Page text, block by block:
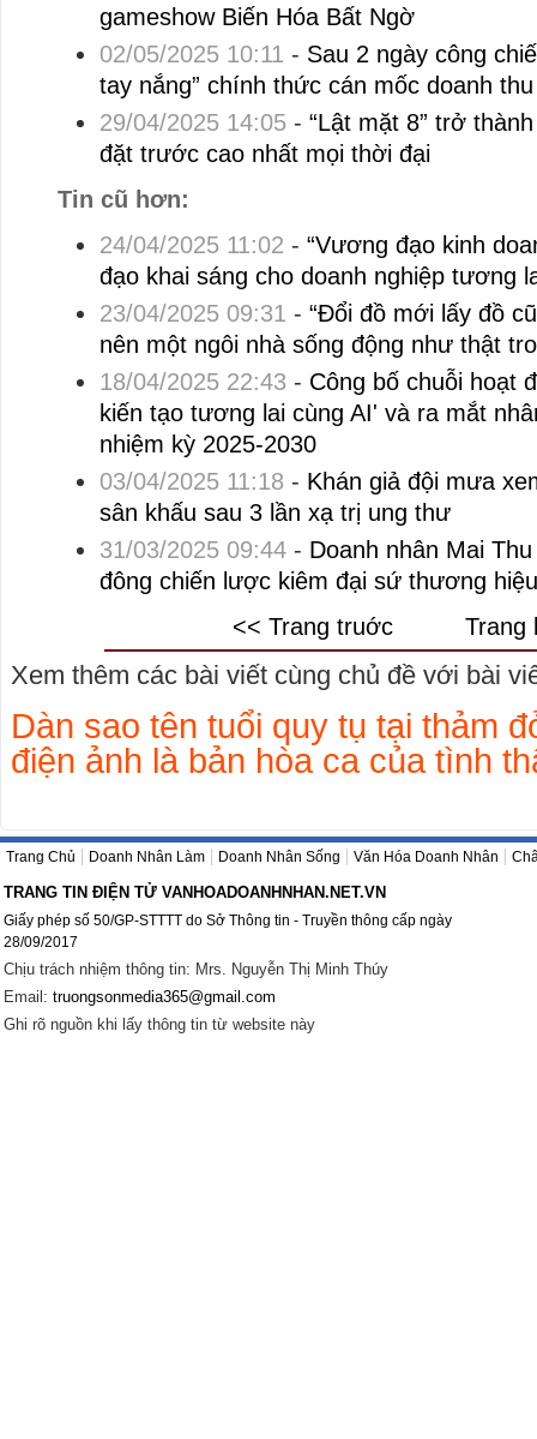
gameshow Biến Hóa Bất Ngờ
02/05/2025 10:11 - Sau 2 ngày công
tay nắng” chính thức cán mốc doanh
29/04/2025 14:05- “Lật mặt 8” trở
đặt trước cao nhất mọi thời đại
Tin cũ hơn:
24/04/2025 11:02 - “Vương đạo kinh
đạo khai sáng cho doanh nghiệp tương
23/04/2025 09:31 - “Đổi đồ mới lấy đồ
nên một ngôi nhà sống động như thật
18/04/2025 22:43 - Công bố chuỗi hoạt
kiến tạo tương lai cùng AI' và ra mắt
nhiệm kỳ 2025-2030
03/04/2025 11:18 - Khán giả đội mưa
sân khấu sau 3 lần xạ trị ung thư
31/03/2025 09:44- Doanh nhân Mai
đông chiến lược kiêm đại sứ thương
<< Trang truớc
Trang
Xem thêm các bài viết cùng chủ đề với bài
Dàn sao tên tuổi quy tụ tại thảm
điện ảnh là bản hòa ca của tình
Trang Chủ Doanh Nhân Làm Doanh Nhân Sống Văn Hóa Doanh Nhân
TRANG TIN ĐIỆN TỬ VANHOADOANHNHAN.NET.VN
Giấy phép số 50/GP-STTTT do Sở Thông tin - Truyền thông cấp ngày
28/09/2017
Chịu trách nhiệm thông tin: Mrs. Nguyễn Thị Minh Thúy
Email: truongsonmedia365@gmail.com
Ghi rõ nguồn khi lấy thông tin từ website này